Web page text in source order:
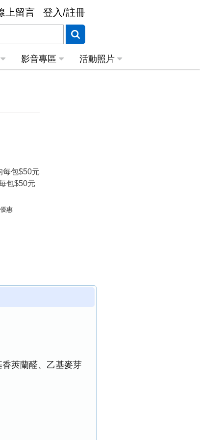
上留言 登入/註冊
影音專區 活動照片
每包$50元
包$50元
惠
莢蘭醛、乙基麥芽